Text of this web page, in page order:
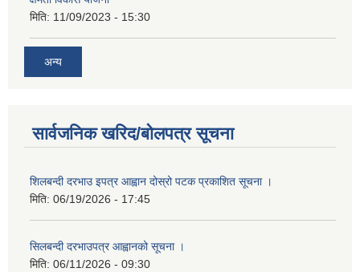
मिति: 11/09/2023 - 15:30
अन्य
सार्वजनिक खरिद/बोलपत्र सूचना
शिलबन्दी दरभाउ इपत्र आह्वान दोस्रो पटक प्रकाशित सूचना ।
मिति: 06/19/2026 - 17:45
सिलबन्दी दरभाउपत्र आह्वानको सूचना ।
मिति: 06/11/2026 - 09:30